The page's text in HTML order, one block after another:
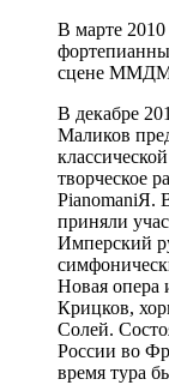
В марте 2010
сцене
В декабре
Маликов
творческое
PianomaniЯ.
приняли
Имперский
Новая опера
Крицков,
Солей.
России во
время тура